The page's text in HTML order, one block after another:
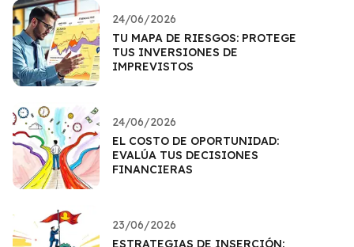
24/06/2026
TU MAPA DE RIESGOS: PROTEGE
TUS INVERSIONES DE
IMPREVISTOS
24/06/2026
EL COSTO DE OPORTUNIDAD:
EVALÚA TUS DECISIONES
FINANCIERAS
23/06/2026
ESTRATEGIAS DE INSERCIÓN: